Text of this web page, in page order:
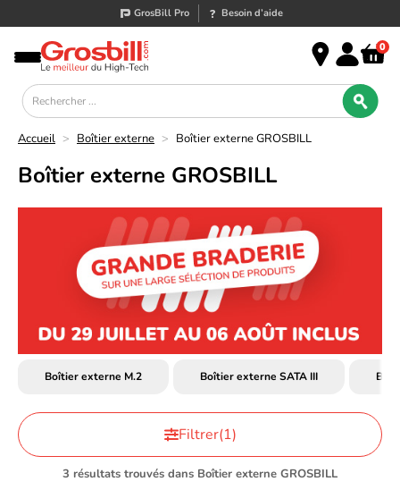
GrosBill Pro Besoin d’aide
0
Accueil > Boîtier externe > Boîtier externe GROSBILL
Boîtier externe GROSBILL
Boîtier externe M.2 Boîtier externe SATA III
3 résultats trouvés dans Boîtier externe GROSBILL
Filtrer(1)